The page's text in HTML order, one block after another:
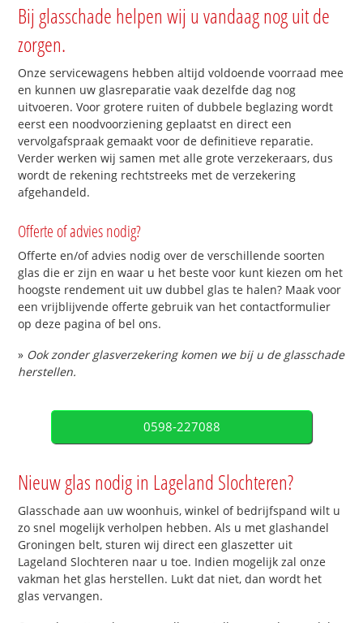
Bij glasschade helpen wij u vandaag nog uit de
zorgen.
Onze servicewagens hebben altijd voldoende voorraad mee
en kunnen uw glasreparatie vaak dezelfde dag nog
uitvoeren. Voor grotere ruiten of dubbele beglazing wordt
eerst een noodvoorziening geplaatst en direct een
vervolgafspraak gemaakt voor de definitieve reparatie.
Verder werken wij samen met alle grote verzekeraars, dus
wordt de rekening rechtstreeks met de verzekering
afgehandeld.
Offerte of advies nodig?
Offerte en/of advies nodig over de verschillende soorten
glas die er zijn en waar u het beste voor kunt kiezen om het
hoogste rendement uit uw dubbel glas te halen? Maak voor
een vrijblijvende offerte gebruik van het contactformulier
op deze pagina of bel ons.
» Ook zonder glasverzekering komen we bij u de glasschade
herstellen.
0598-227088
Nieuw glas nodig in Lageland Slochteren?
Glasschade aan uw woonhuis, winkel of bedrijfspand wilt u
zo snel mogelijk verholpen hebben. Als u met glashandel
Groningen belt, sturen wij direct een glaszetter uit
Lageland Slochteren naar u toe. Indien mogelijk zal onze
vakman het glas herstellen. Lukt dat niet, dan wordt het
glas vervangen.